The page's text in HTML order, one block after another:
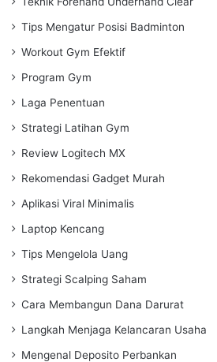
Tips Mengatur Posisi Badminton
Workout Gym Efektif
Program Gym
Laga Penentuan
Strategi Latihan Gym
Review Logitech MX
Rekomendasi Gadget Murah
Aplikasi Viral Minimalis
Laptop Kencang
Tips Mengelola Uang
Strategi Scalping Saham
Cara Membangun Dana Darurat
Langkah Menjaga Kelancaran Usaha
Mengenal Deposito Perbankan